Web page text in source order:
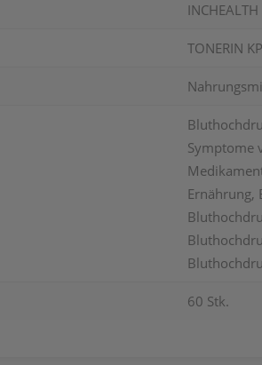
TONERIN
Symptome
Ernährung,
60 Stk.